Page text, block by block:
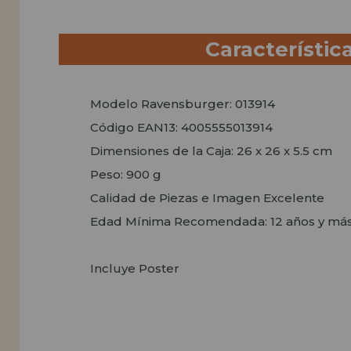
Modelo Ravensburger: 013914
Código EAN13: 4005555013914
Dimensiones de la Caja: 26 x 26 x 5.5 cm
Peso: 900 g
Calidad de Piezas e Imagen Excelente
Edad Mínima Recomendada: 12 años y
Incluye Poster